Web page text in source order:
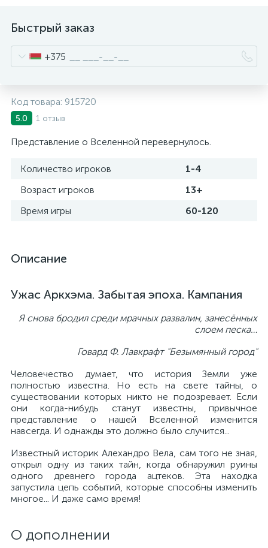
Быстрый заказ
+375
Код товара: 915720
5.0 1 отзыв
Представление о Вселенной перевернулось.
Количество игроков
1-4
Возраст игроков
13+
Время игры
60-120
Описание
Ужас Аркхэма. Забытая эпоха. Кампания
Я снова бродил среди мрачных развалин, занесённых
слоем песка…
Говард Ф. Лавкрафт "Безымянный город"
Человечество думает, что история Земли уже
полностью известна. Но есть на свете тайны, о
существовании которых никто не подозревает. Если
они когда-нибудь станут известны, привычное
представление о нашей Вселенной изменится
навсегда. И однажды это должно было случится...
Известный историк Алехандро Вела, сам того не зная,
открыл одну из таких тайн, когда обнаружил руины
одного древнего города ацтеков. Эта находка
запустила цепь событий, которые способны изменить
многое... И даже само время!
О дополнении